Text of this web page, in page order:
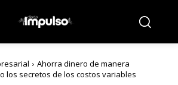
Ahorra dinero de manera
los secretos de los costos variables